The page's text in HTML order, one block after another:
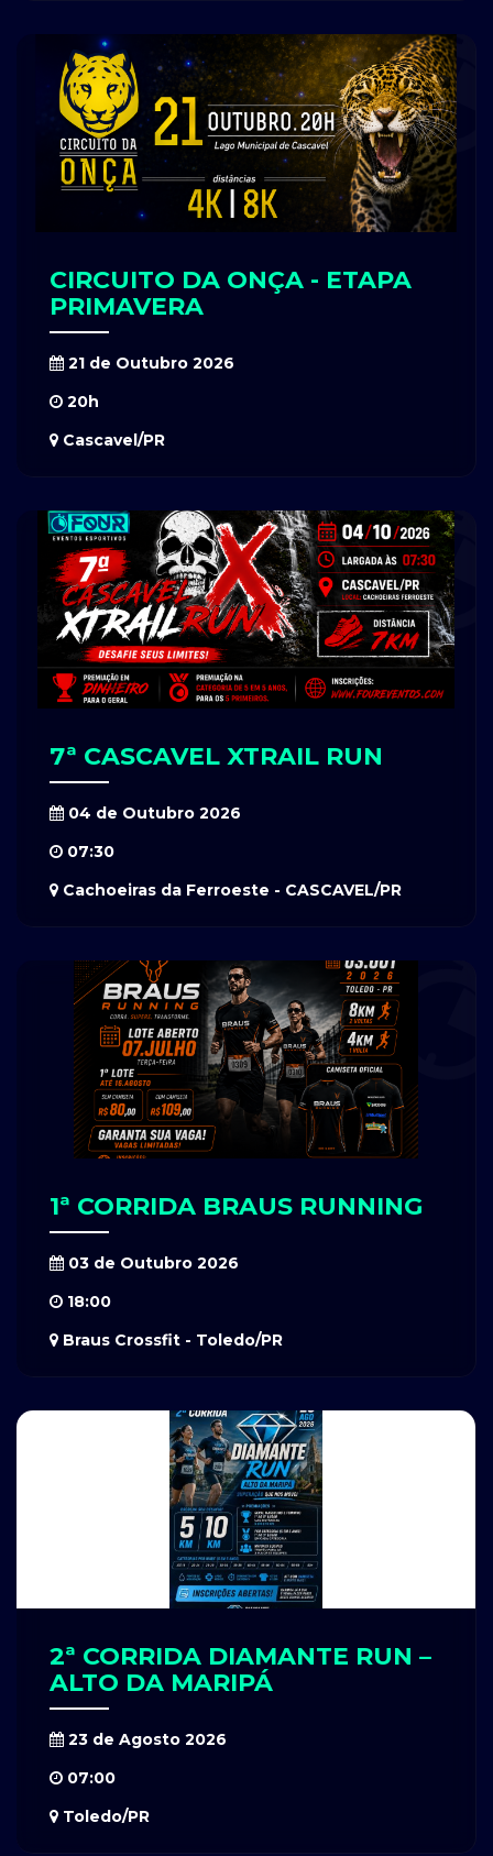
CIRCUITO DA ONÇA - ETAPA
PRIMAVERA
21 de Outubro 2026
20h
Cascavel/PR
7ª CASCAVEL XTRAIL RUN
04 de Outubro 2026
07:30
Cachoeiras da Ferroeste - CASCAVEL/PR
1ª CORRIDA BRAUS RUNNING
03 de Outubro 2026
18:00
Braus Crossfit - Toledo/PR
2ª CORRIDA DIAMANTE RUN –
ALTO DA MARIPÁ
23 de Agosto 2026
07:00
Toledo/PR